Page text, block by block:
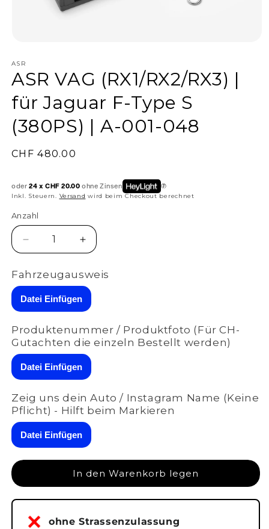
ASR
ASR VAG (RX1/RX2/RX3) |
für Jaguar F-Type S
(380PS) | A-001-048
Normaler
CHF 480.00
oder 24 x CHF 20.00 ohne Zinsen
Inkl. Steuern. Versand wird beim Checkout berechnet
Anzahl
Anzahl
Verringere
die
Menge
ASR
|
für
F-
Type
S
(380PS)
|
A-
001-
048
Erhöhe
die
Menge
ASR
VAG
|
für
Jaguar
F-
Type
S
(380PS)
|
A-
001-
048
Fahrzeugausweis
Datei Einfügen
Produktenummer / Produktfoto (Für CH-
Gutachten die einzeln Bestellt werden)
Datei Einfügen
Zeig uns dein Auto / Instagram Name (Keine
Pflicht) - Hilft beim Markieren
Datei Einfügen
In den Warenkorb legen
ohne Strassenzulassung